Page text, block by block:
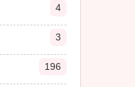
4
3
196